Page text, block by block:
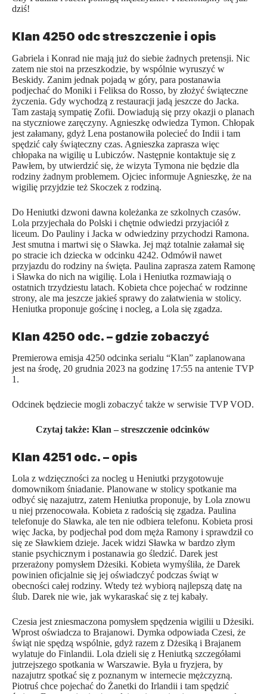
dziś!
Klan 4250 odc streszczenie i opis
Gabriela i Konrad nie mają już do siebie żadnych pretensji. Nic
zatem nie stoi na przeszkodzie, by wspólnie wyruszyć w
Beskidy. Zanim jednak pojadą w góry, para postanawia
podjechać do Moniki i Feliksa do Rosso, by złożyć świąteczne
życzenia. Gdy wychodzą z restauracji jadą jeszcze do Jacka.
Tam zastają sympatię Zofii. Dowiadują się przy okazji o planach
na styczniowe zaręczyny. Agnieszkę odwiedza Tymon. Chłopak
jest załamany, gdyż Lena postanowiła polecieć do Indii i tam
spędzić cały świąteczny czas. Agnieszka zaprasza więc
chłopaka na wigilię u Lubiczów. Następnie kontaktuje się z
Pawłem, by utwierdzić się, że wizyta Tymona nie będzie dla
rodziny żadnym problemem. Ojciec informuje Agnieszkę, że na
wigilię przyjdzie też Skoczek z rodziną.
Do Heniutki dzwoni dawna koleżanka ze szkolnych czasów.
Lola przyjechała do Polski i chętnie odwiedzi przyjaciół z
liceum. Do Pauliny i Jacka w odwiedziny przychodzi Ramona.
Jest smutna i martwi się o Sławka. Jej mąż totalnie załamał się
po stracie ich dziecka w odcinku 4242. Odmówił nawet
przyjazdu do rodziny na święta. Paulina zaprasza zatem Ramonę
i Sławka do nich na wigilię. Lola i Heniutka rozmawiają o
ostatnich trzydziestu latach. Kobieta chce pojechać w rodzinne
strony, ale ma jeszcze jakieś sprawy do załatwienia w stolicy.
Heniutka proponuje gościnę i nocleg, a Lola się zgadza.
Klan 4250 odc. – gdzie zobaczyć
Premierowa emisja 4250 odcinka serialu “Klan” zaplanowana
jest na środę, 20 grudnia 2023 na godzinę 17:55 na antenie TVP
1.
Odcinek będziecie mogli zobaczyć także w serwisie TVP VOD.
Czytaj także: Klan – streszczenie odcinków
Klan 4251 odc. – opis
Lola z wdzięczności za nocleg u Heniutki przygotowuje
domownikom śniadanie. Planowane w stolicy spotkanie ma
odbyć się nazajutrz, zatem Heniutka proponuje, by Lola znowu
u niej przenocowała. Kobieta z radością się zgadza. Paulina
telefonuje do Sławka, ale ten nie odbiera telefonu. Kobieta prosi
więc Jacka, by podjechał pod dom męża Ramony i sprawdził co
się ze Sławkiem dzieje. Jacek widzi Sławka w bardzo złym
stanie psychicznym i postanawia go śledzić. Darek jest
przerażony pomysłem Dżesiki. Kobieta wymyśliła, że Darek
powinien oficjalnie się jej oświadczyć podczas świąt w
obecności całej rodziny. Wtedy też wybiorą najlepszą datę na
ślub. Darek nie wie, jak wykaraskać się z tej kabały.
Czesia jest zniesmaczona pomysłem spędzenia wigilii u Dżesiki.
Wprost oświadcza to Brajanowi. Dymka odpowiada Czesi, że
świąt nie spędzą wspólnie, gdyż razem z Dżesiką i Brajanem
wylatuje do Finlandii. Lola dzieli się z Heniutką szczegółami
jutrzejszego spotkania w Warszawie. Była u fryzjera, by
nazajutrz spotkać się z poznanym w internecie mężczyzną.
Piotruś chce pojechać do Żanetki do Irlandii i tam spędzić